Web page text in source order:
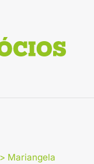
> Mariangela